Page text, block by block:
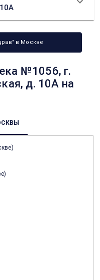
в Москве
№1056, г.
д. 10А на
)
)